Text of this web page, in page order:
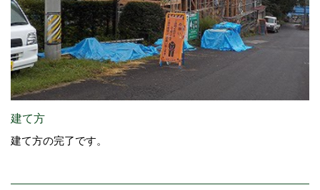
建て方
建て方の完了です。